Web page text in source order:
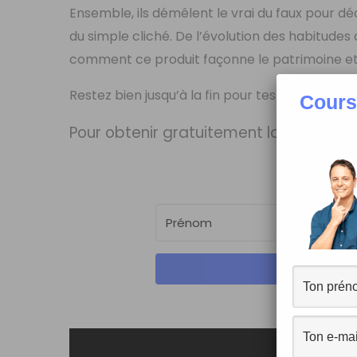
Ensemble, ils démêlent le vrai du faux pour
du simple cliché. De l’évolution des
comment ce produit façonne le patrimoine et
Restez bien jusqu’à la fin pour tester vos
Pour obtenir gratuitement la